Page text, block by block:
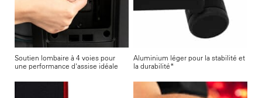
Soutien lombaire à 4 voies pour
une performance d'assise idéale
Aluminium léger pour la stabilité et
la durabilité*